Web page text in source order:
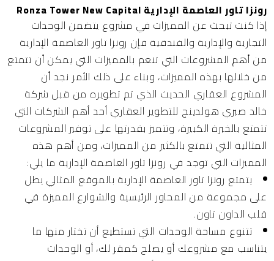
رونزا تاور العاصمة الإدارية Ronza Tower New Capital
إذا كنت تبحث عن المميزات في مشروع يتضمن الوحدات
التجارية والإدارية والفندقية فإن رونزا تاور العاصمة الإدارية
من أهم المشروعات التي تنعم بالمميزات التي يمكن أن تتمتع
من خلالها بهذه المميزات، وبناء على ذلك الأمر نجد أن
المشروع العقاري الحديث الذي تم تطويره من قبل شركة
خالد صبري هولدينج للتطوير العقاري أحد أهم الشركات التي
تتمتع بالخبرة الكبيرة، وتتميز بقدرتها على توفير المشروعات
المثالية التي تتمتع بالكثير من المميزات، ومن أهم هذه
المميزات التي توجد في رونزا تاور العاصمة الإدارية ما يلي:
يتمتع رونزا تاور العاصمة الإدارية بالموقع المثالي يطل
على مجموعة من المحاور الرئيسية والشوارع المميزة قي
قلب الداون تاون.
تتنوع مساحة الوحدات التي تستطيع أن تختار منها ما
يتناسب مع مشروعك أو يصلح كمقر لك، أو الوحدات